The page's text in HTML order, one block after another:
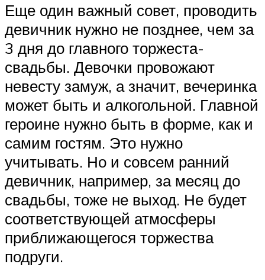
Еще один важный совет, проводить
девичник нужно не позднее, чем за
3 дня до главного торжеста-
свадьбы. Девочки провожают
невесту замуж, а значит, вечеринка
может быть и алкогольной. Главной
героине нужно быть в форме, как и
самим гостям. Это нужно
учитывать. Но и совсем ранний
девичник, например, за месяц до
свадьбы, тоже не выход. Не будет
соответствующей атмосферы
приближающегося торжества
подруги.